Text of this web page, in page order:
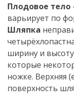
Плодовое тело
варьирует по
Шляпка
ширину и
которые
ножке. Верхняя
поверхность